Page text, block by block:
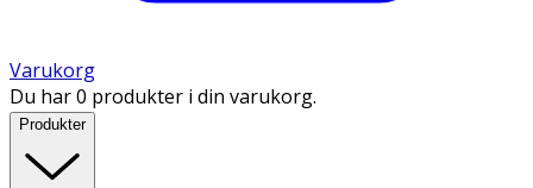
Varukorg
Du har 0 produkter i din varukorg.
Produkter